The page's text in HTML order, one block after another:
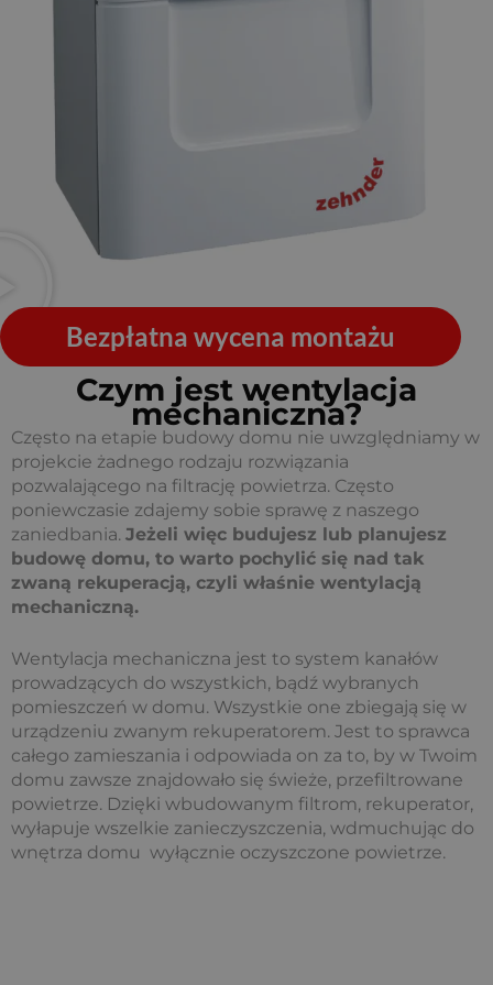
Bezpłatna wycena montażu
Czym jest wentylacja
mechaniczna?
Często na etapie budowy domu nie uwzględniamy w
projekcie żadnego rodzaju rozwiązania
pozwalającego na filtrację powietrza. Często
poniewczasie zdajemy sobie sprawę z naszego
zaniedbania. Jeżeli więc budujesz lub planujesz
budowę domu, to warto pochylić się nad tak
zwaną rekuperacją, czyli właśnie wentylacją
mechaniczną.
Wentylacja mechaniczna jest to system kanałów
prowadzących do wszystkich, bądź wybranych
pomieszczeń w domu. Wszystkie one zbiegają się w
urządzeniu zwanym rekuperatorem. Jest to sprawca
całego zamieszania i odpowiada on za to, by w Twoim
domu zawsze znajdowało się świeże, przefiltrowane
powietrze. Dzięki wbudowanym filtrom, rekuperator,
wyłapuje wszelkie zanieczyszczenia, wdmuchując do
wnętrza domu wyłącznie oczyszczone powietrze.